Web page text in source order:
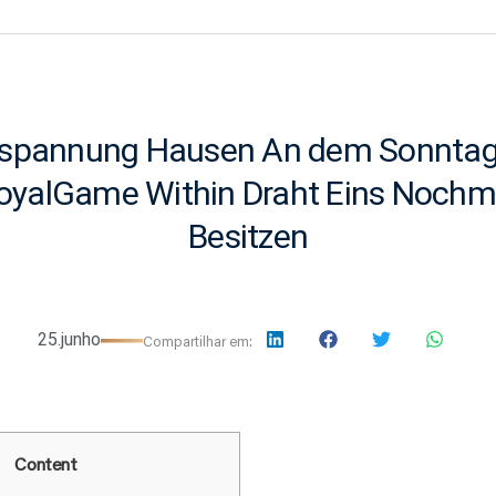
Hausen An dem
Within Draht Eins
Besitzen
25.junho Compartilhar em:
Content